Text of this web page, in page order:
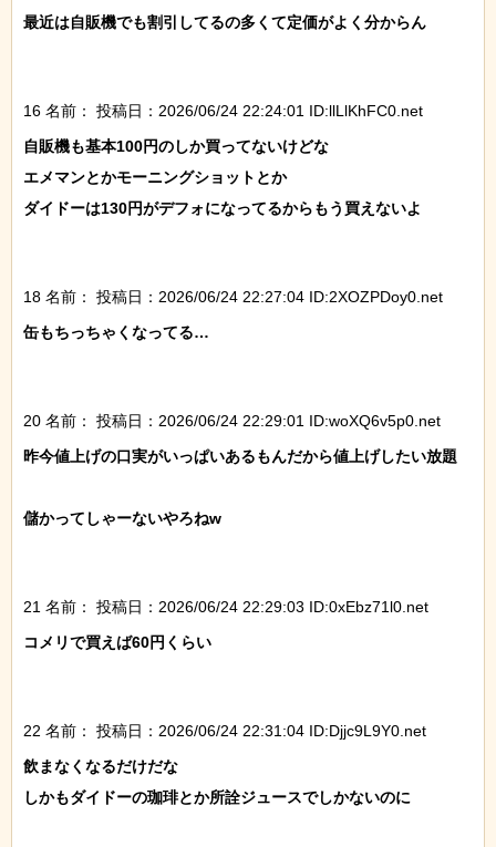
最近は自販機でも割引してるの多くて定価がよく分からん
16 名前：
投稿日：2026/06/24 22:24:01 ID:llLlKhFC0.net
自販機も基本100円のしか買ってないけどな
エメマンとかモーニングショットとか
ダイドーは130円がデフォになってるからもう買えないよ
18 名前：
投稿日：2026/06/24 22:27:04 ID:2XOZPDoy0.net
缶もちっちゃくなってる…
20 名前：
投稿日：2026/06/24 22:29:01 ID:woXQ6v5p0.net
昨今値上げの口実がいっぱいあるもんだから値上げしたい放題
儲かってしゃーないやろねw
21 名前：
投稿日：2026/06/24 22:29:03 ID:0xEbz71l0.net
コメリで買えば60円くらい
22 名前：
投稿日：2026/06/24 22:31:04 ID:Djjc9L9Y0.net
飲まなくなるだけだな
しかもダイドーの珈琲とか所詮ジュースでしかないのに